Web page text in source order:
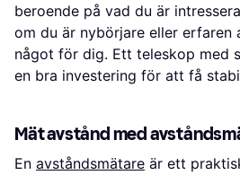
beroende på vad du är
om du är nybörjare eller erfaren
något för dig. Ett teleskop med
en bra investering för att få
Mät avstånd med
En avståndsmätare är ett